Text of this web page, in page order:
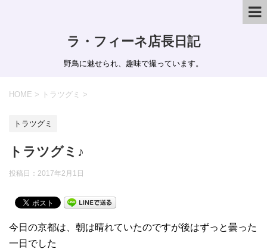
ラ・フィーネ店長日記
野鳥に魅せられ、趣味で撮っています。
HOME > トラツグミ >
トラツグミ
トラツグミ♪
投稿日： 2017年2月1日
今日の京都は、朝は晴れていたのですが後はずっと曇った
一日でした